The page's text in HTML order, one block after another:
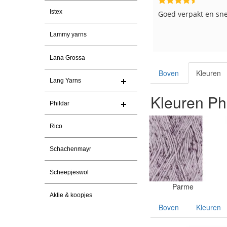
Istex
Lammy yarns
Lana Grossa
Lang Yarns
Phildar
Rico
Schachenmayr
Scheepjeswol
Aktie & koopjes
Snelle levering en keurig verpakt.
Goed verpakt en
Boven Kleuren
Kleuren
Parme
Boven Kleuren